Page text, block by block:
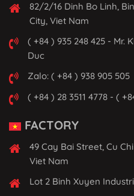
82/2/16 Dinh Bo Linh,
City, Viet Nam
( +84 ) 935 248 425 - Mr.
Duc
Zalo: ( +84 ) 938 905 505
( +84 ) 28 3511 4778 - (
FACTORY
49 Cay Bai Street, Cu
Viet Nam
Lot 2 Binh Xuyen